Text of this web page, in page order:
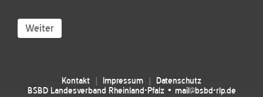
Weiter
Kontakt Impressum
Datenschutz
BSBD Landesverband Rheinland-Pfalz • mail@bsbd-rlp.de